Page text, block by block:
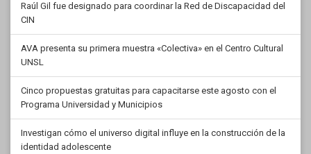
Raúl Gil fue designado para coordinar la Red de Discapacidad del
CIN
AVA presenta su primera muestra «Colectiva» en el Centro Cultural
UNSL
Cinco propuestas gratuitas para capacitarse este agosto con el
Programa Universidad y Municipios
Investigan cómo el universo digital influye en la construcción de la
identidad adolescente